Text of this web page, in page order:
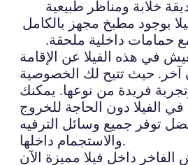
خلابة ومناظر طبيعية
بوجود مطبخ مجهز بالكامل
حمامات داخلية ملحقة.
في هذه الفيلا عن الإقامة
حيث تتيح لك الخصوصية
فريدة من نوعها. يمكنك
في الفيلا دون الحاجة للخروج
توفر جميع وسائل الترفيه
والاستجمام داخلها.
داخل فيلا مميزة الآن